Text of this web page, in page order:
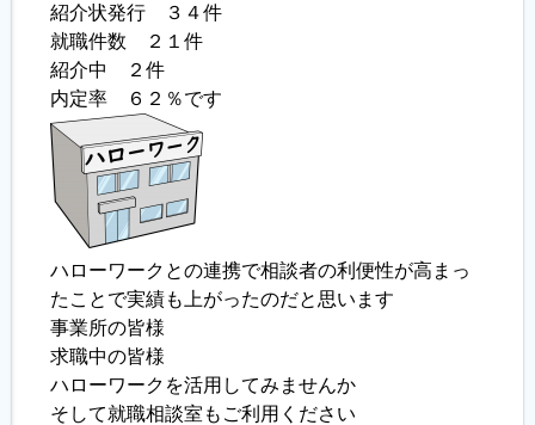
紹介状発行 ３４件
就職件数 ２１件
紹介中 ２件
内定率 ６２％です
ハローワークとの連携で相談者の利便性が高まっ
たことで実績も上がったのだと思います
事業所の皆様
求職中の皆様
ハローワークを活用してみませんか
そして就職相談室もご利用ください